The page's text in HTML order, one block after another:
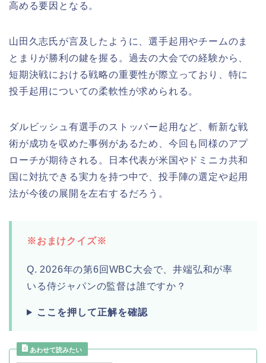
高める要因となる。
山田久志氏が言及したように、選手起用やチームのま
とまりが勝利の鍵を握る。過去の大会での経験から、
短期決戦における戦略の重要性が際立っており、特に
投手起用についての柔軟性が求められる。
ダルビッシュ有選手のストッパー起用など、斬新な戦
術が成功を収めた事例があるため、今回も同様のアプ
ローチが期待される。日本代表が米国やドミニカ共和
国に対抗できる実力を持つ中で、投手陣の選定や起用
法が今後の展開を左右するだろう。
※おまけクイズ※
Q. 2026年の第6回WBC大会で、井端弘和が率
いる侍ジャパンの監督は誰ですか？
ここを押して正解を確認